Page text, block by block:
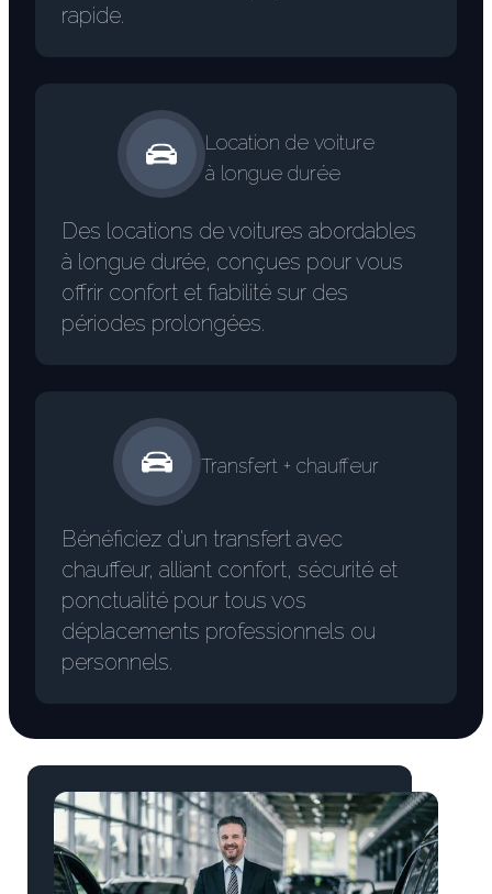
rapide.
Location de voiture
à longue durée
Des locations de voitures abordables
à longue durée, conçues pour vous
offrir confort et fiabilité sur des
périodes prolongées.
Transfert + chauffeur
Bénéficiez d'un transfert avec
chauffeur, alliant confort, sécurité et
ponctualité pour tous vos
déplacements professionnels ou
personnels.